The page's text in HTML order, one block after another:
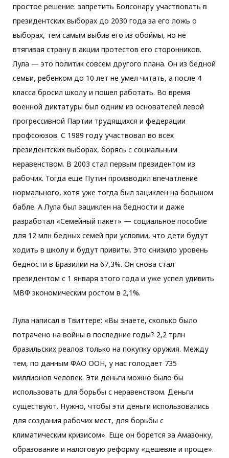
простое решение: запретить Болсонару участвовать в
президентских выборах до 2030 года за его ложь о
выборах, тем самым выбив его из обоймы, но не
втягивая страну в акции протестов его сторонников.
Лула — это политик совсем другого плана. Он из бедной
семьи, ребенком до 10 лет не умел читать, а после 4
класса бросил школу и пошел работать. Во время
военной диктатуры был одним из основателей левой
прогрессивной Партии трудящихся и федерации
профсоюзов. С 1989 году участвовал во всех
президентских выборах, борясь с социальным
неравенством. В 2003 стал первым президентом из
рабочих. Тогда еще Путин производил впечатление
нормального, хотя уже тогда был зациклен на большом
бабле. А Лула был зациклен на бедности и даже
разработал «Семейный пакет» — социальное пособие
для 12 млн бедных семей при условии, что дети будут
ходить в школу и будут привиты. Это снизило уровень
бедности в Бразилии на 67,3%. Он снова стал
президентом с 1 января этого года и уже успел удивить
МВФ экономическим ростом в 2,1%.
Лула написал в Твиттере: «Вы знаете, сколько было
потрачено на войны в последние годы? 2,2 трлн
бразильских реалов только на покупку оружия. Между
тем, по данным ФАО ООН, у нас голодает 735
миллионов человек. Эти деньги можно было бы
использовать для борьбы с неравенством. Деньги
существуют. Нужно, чтобы эти деньги использовались
для создания рабочих мест, для борьбы с
климатическим кризисом». Еще он борется за Амазонку,
образование и налоговую реформу «дешевле и проще».